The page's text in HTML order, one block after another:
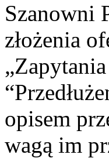
Szanowni
złożenia
opisem
wagą im